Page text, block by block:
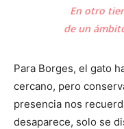
En otro
de un
Para Borges, el gato
cercano, pero
presencia nos
desaparece, solo se